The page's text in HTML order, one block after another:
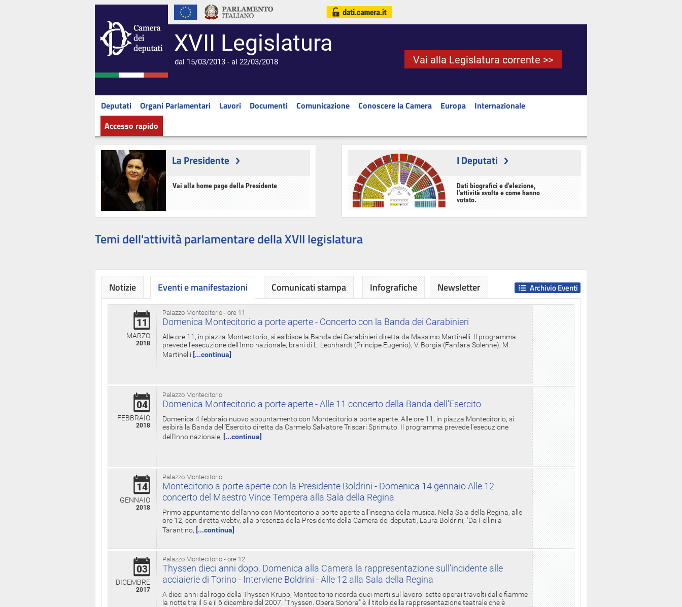
XVII Legislatura
dal 15/03/2013 - al 22/03/2018 Vai alla Legislatura corrente >>
Deputati Organi Parlamentari Lavori Documenti Comunicazione Conoscere la Camera Europa
Internazionale
Accesso rapido
La Presidente
Vai alla home page della Presidente
I Deputati
Dati biografici e d'elezione,
l'attività svolta e come hanno
votato.
Temi dell'attività parlamentare della XVII legislatura
Notizie Eventi e manifestazioni
Palazzo Montecitorio - ore 11
11
MARZO
2018
Domenica Montecitorio a porte aperte - Concerto con la Banda dei Carabinieri
Alle ore 11, in piazza Montecitorio, si esibisce la Banda dei Carabinieri diretta da Massimo Martinelli. Il programma
prevede l'esecuzione dell'Inno nazionale, brani di L. Leonhardt (Principe Eugenio); V. Borgia (Fanfara Solenne); M.
Martinelli [...continua]
Palazzo Montecitorio
04
FEBBRAIO
2018
Domenica Montecitorio a porte aperte - Alle 11 concerto della Banda dell’Esercito
Domenica 4 febbraio nuovo appuntamento con Montecitorio a porte aperte. Alle ore 11, in piazza Montecitorio, si
esibirà la Banda dell'Esercito diretta da Carmelo Salvatore Triscari Sprimuto. Il programma prevede l'esecuzione
dell'Inno nazionale, [...continua]
Palazzo Montecitorio
14
GENNAIO
2018
Montecitorio a porte aperte con la Presidente Boldrini - Domenica 14 gennaio Alle 12
concerto del Maestro Vince Tempera alla Sala della Regina
Primo appuntamento dell'anno con Montecitorio a porte aperte all'insegna della musica. Nella Sala della Regina, alle
ore 12, con diretta webtv, alla presenza della Presidente della Camera dei deputati, Laura Boldrini, "Da Fellini a
Tarantino, [...continua]
Palazzo Montecitorio - ore 12
03
DICEMBRE
2017
Thyssen dieci anni dopo. Domenica alla Camera la rappresentazione sull’incidente alle
acciaierie di Torino - Interviene Boldrini - Alle 12 alla Sala della Regina
A dieci anni dal rogo della Thyssen Krupp, Montecitorio ricorda quei morti sul lavoro: sette operai travolti dalle fiamme
la notte tra il 5 e il 6 dicembre del 2007. "Thyssen. Opera Sonora" è il titolo della rappresentazione teatrale che è
Archivio Eventi
Comunicati stampa Infografiche Newsletter